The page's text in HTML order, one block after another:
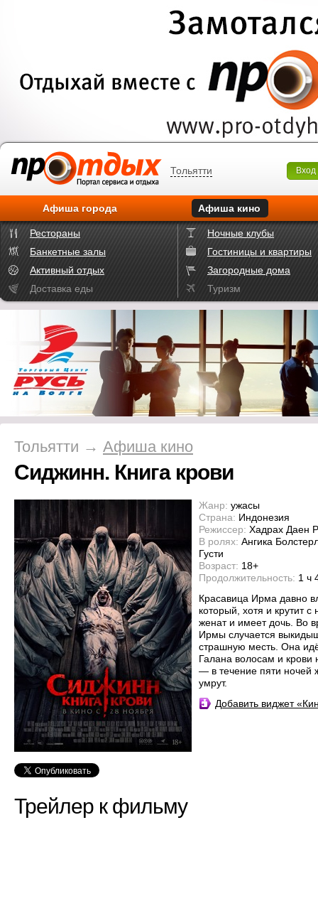
Тольятти Вход
Афиша города Афиша кино
Рестораны
Ночные клубы
Банкетные залы
Гостиницы и квартиры
Активный отдых
Загородные дома
Доставка еды
Туризм
Тольятти → Афиша кино
Сиджинн. Книга крови
Жанр: ужасы
Страна: Индонезия
Режиссер: Хадрах Даен
В ролях: Ангика
Густи
Возраст: 18+
Продолжительность: 1 ч
Красавица Ирма давно
который, хотя и крутит
женат и имеет дочь. Во
Ирмы случается
страшную месть. Она
Галана волосам и крови
— в течение пяти ночей
умрут.
Добавить виджет
Трейлер к фильму